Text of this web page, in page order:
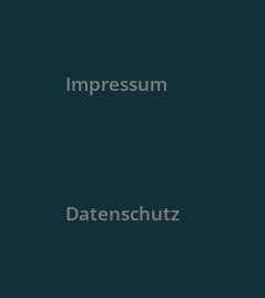
Impressum
Datenschutz